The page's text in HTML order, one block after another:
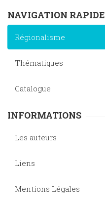
NAVIGATION RAPIDE
Régionalisme
Thématiques
Catalogue
INFORMATIONS
Les auteurs
Liens
Mentions Légales